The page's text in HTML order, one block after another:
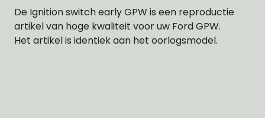
De Ignition switch early GPW is een reproductie
artikel van hoge kwaliteit voor uw Ford GPW.
Het artikel is identiek aan het oorlogsmodel.